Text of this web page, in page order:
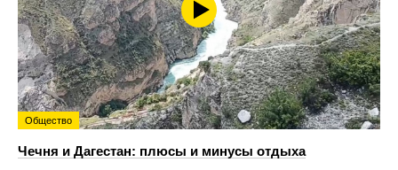
Общество
Чечня и Дагестан: плюсы и минусы отдыха